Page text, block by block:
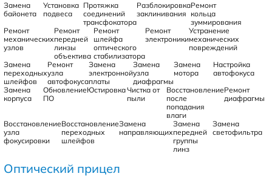
Замена
байонета
Установка
подвеса
Протяжка
соединений
трансфокатора
Разблокировка
заклинивания
Ремонт
кольца
зуммирования
Ремонт
механических
узлов
Ремонт
передней
линзы
объектива
Ремонт
шлейфа
оптического
стабилизатора
Ремонт
электроники
Устранение
механических
повреждений
Замена
переходных
шлейфов
Ремонт
узла
автофокуса
Замена
электронной
платы
Замена
узла
диафрагмы
Замена
мотора
Настройка
автофокуса
Замена
корпуса
Обновление
ПО
ЮстировкаЧистка от
пыли
Восстановление
после
попадания
влаги
Ремонт
диафрагмы
Восстановление
узла
фокусировки
Восстановление
переходных
шлейфов
Замена
направляющих
Замена
передней
группы
линз
Замена
светофильтра
Оптический прицел